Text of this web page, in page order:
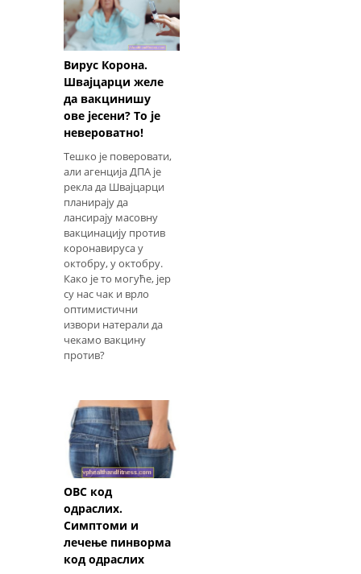
Вирус Корона.
Швајцарци желе
да вакцинишу
ове јесени? То је
невероватно!
Тешко је поверовати,
али агенција ДПА је
рекла да Швајцарци
планирају да
лансирају масовну
вакцинацију против
коронавируса у
октобру, у октобру.
Како је то могуће, јер
су нас чак и врло
оптимистични
извори натерали да
чекамо вакцину
против?
ОВС код
одраслих.
Симптоми и
лечење пинворма
код одраслих